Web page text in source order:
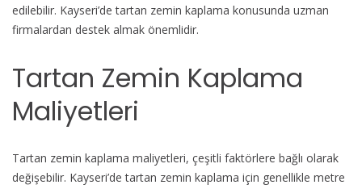
edilebilir. Kayseri’de tartan zemin kaplama konusunda uzman
firmalardan destek almak önemlidir.
Tartan Zemin Kaplama
Maliyetleri
Tartan zemin kaplama maliyetleri, çeşitli faktörlere bağlı olarak
değişebilir. Kayseri’de tartan zemin kaplama için genellikle metre